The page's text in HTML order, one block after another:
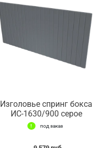
Изголовье спринг бокса
ИС-1630/900 серое
под заказ